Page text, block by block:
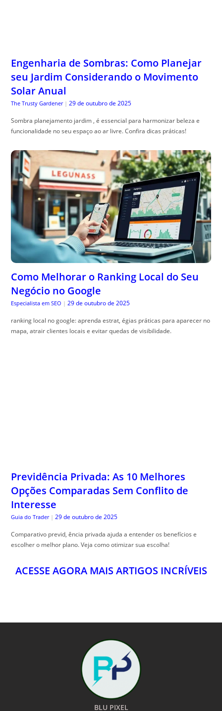
Engenharia de Sombras: Como Planejar
seu Jardim Considerando o Movimento
Solar Anual
The Trusty Gardener | 29 de outubro de 2025
Sombra planejamento jardim , é essencial para harmonizar beleza e
funcionalidade no seu espaço ao ar livre. Confira dicas práticas!
Como Melhorar o Ranking Local do Seu
Negócio no Google
Especialista em SEO | 29 de outubro de 2025
ranking local no google: aprenda estrat, égias práticas para aparecer no
mapa, atrair clientes locais e evitar quedas de visibilidade.
Previdência Privada: As 10 Melhores
Opções Comparadas Sem Conflito de
Interesse
Guia do Trader | 29 de outubro de 2025
Comparativo previd, ência privada ajuda a entender os benefícios e
escolher o melhor plano. Veja como otimizar sua escolha!
ACESSE AGORA MAIS ARTIGOS INCRÍVEIS
BLU PIXEL